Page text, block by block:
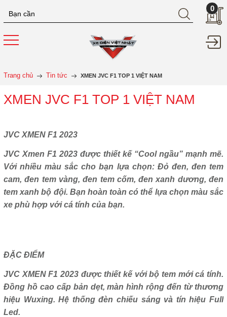
0
Trang chủ Tin tức XMEN JVC F1 TOP 1 VIỆT NAM
XMEN JVC F1 TOP 1 VIỆT NAM
JVC XMEN F1 2023
JVC Xmen F1 2023 được thiết kế “Cool ngầu” mạnh mẽ.
Với nhiều màu sắc cho bạn lựa chọn: Đỏ đen, đen tem
cam, đen tem vàng, đen tem cốm, đen xanh dương, đen
tem xanh bộ đội. Bạn hoàn toàn có thể lựa chọn màu sắc
xe phù hợp với cá tính của bạn.
ĐẶC ĐIỂM
JVC XMEN F1 2023 được thiết kế với bộ tem mới cá tính.
Đồng hồ cao cấp bản dẹt, màn hình rộng đến từ thương
hiệu Wuxing. Hệ thống đèn chiếu sáng và tín hiệu Full
Led.